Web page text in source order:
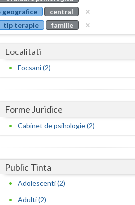
Buzau
Calarasi
Caras-Severin
Dambovita
geografice
central
tip terapie
familie
Localitati
Focsani (2)
Forme Juridice
Cabinet de psihologie (2)
Public Tinta
Adolescenti (2)
Adulti (2)